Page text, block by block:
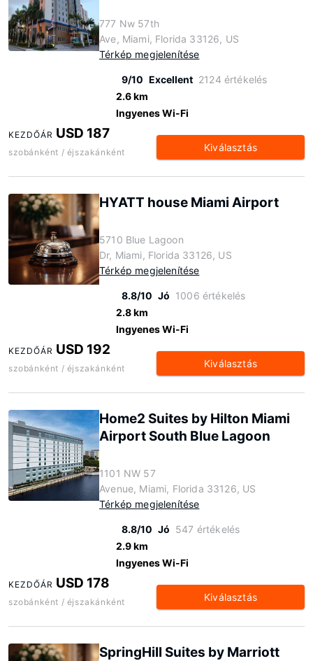
777 Nw 57th
Ave, Miami, Florida 33126, US
Térkép megjelenítése
9/10 Excellent 2124 értékelés
2.6 km
Ingyenes Wi-Fi
KEZDŐÁR USD 187
szobánként / éjszakánként Kiválasztás
HYATT house Miami Airport
5710 Blue Lagoon
Dr, Miami, Florida 33126, US
Térkép megjelenítése
8.8/10 Jó 1006 értékelés
2.8 km
Ingyenes Wi-Fi
KEZDŐÁR USD 192
szobánként / éjszakánként Kiválasztás
Home2 Suites by Hilton Miami
Airport South Blue Lagoon
1101 NW 57
Avenue, Miami, Florida 33126, US
Térkép megjelenítése
8.8/10 Jó 547 értékelés
2.9 km
Ingyenes Wi-Fi
KEZDŐÁR USD 178
szobánként / éjszakánként Kiválasztás
SpringHill Suites by Marriott